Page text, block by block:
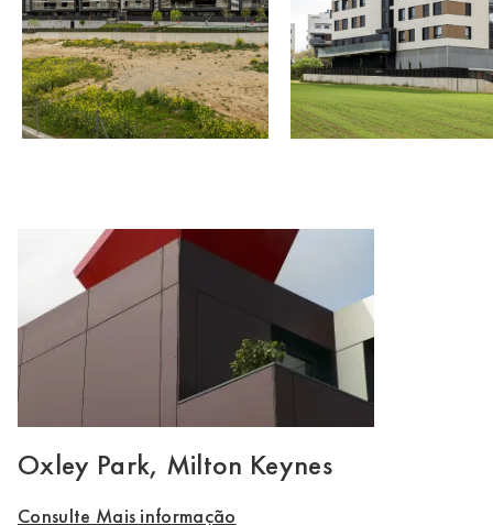
Oxley Park, Milton Keynes
Consulte Mais informação